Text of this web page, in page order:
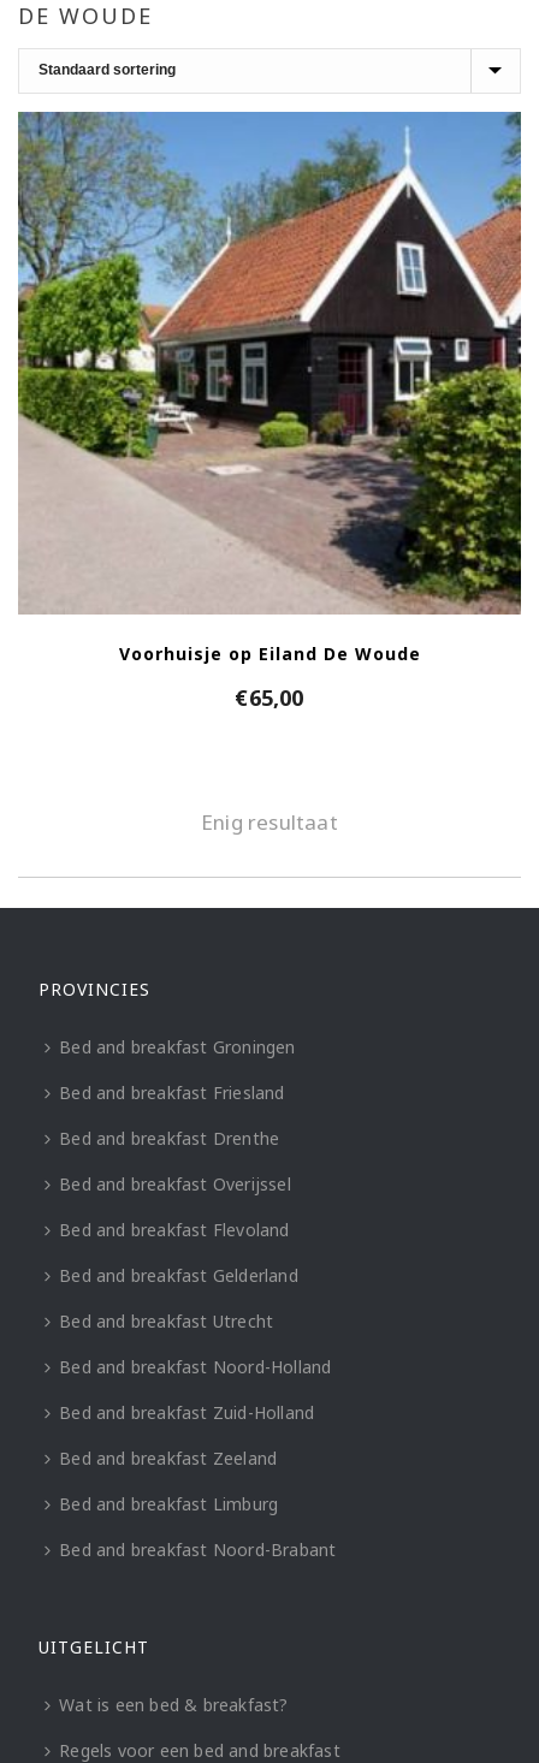
DE WOUDE
Voorhuisje op Eiland De Woude
€65,00
Enig resultaat
PROVINCIES
Bed and breakfast Groningen
Bed and breakfast Friesland
Bed and breakfast Drenthe
Bed and breakfast Overijssel
Bed and breakfast Flevoland
Bed and breakfast Gelderland
Bed and breakfast Utrecht
Bed and breakfast Noord-Holland
Bed and breakfast Zuid-Holland
Bed and breakfast Zeeland
Bed and breakfast Limburg
Bed and breakfast Noord-Brabant
UITGELICHT
Wat is een bed & breakfast?
Regels voor een bed and breakfast